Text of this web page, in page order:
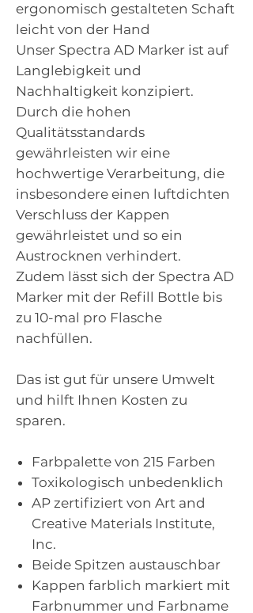
ergonomisch gestalteten Schaft
leicht von der Hand
Unser Spectra AD Marker ist auf
Langlebigkeit und
Nachhaltigkeit konzipiert.
Durch die hohen
Qualitätsstandards
gewährleisten wir eine
hochwertige Verarbeitung, die
insbesondere einen luftdichten
Verschluss der Kappen
gewährleistet und so ein
Austrocknen verhindert.
Zudem lässt sich der Spectra AD
Marker mit der Refill Bottle bis
zu 10-mal pro Flasche
nachfüllen.
Das ist gut für unsere Umwelt
und hilft Ihnen Kosten zu
sparen.
Farbpalette von 215 Farben
Toxikologisch unbedenklich
AP zertifiziert von Art and
Creative Materials Institute,
Inc.
Beide Spitzen austauschbar
Kappen farblich markiert mit
Farbnummer und Farbname